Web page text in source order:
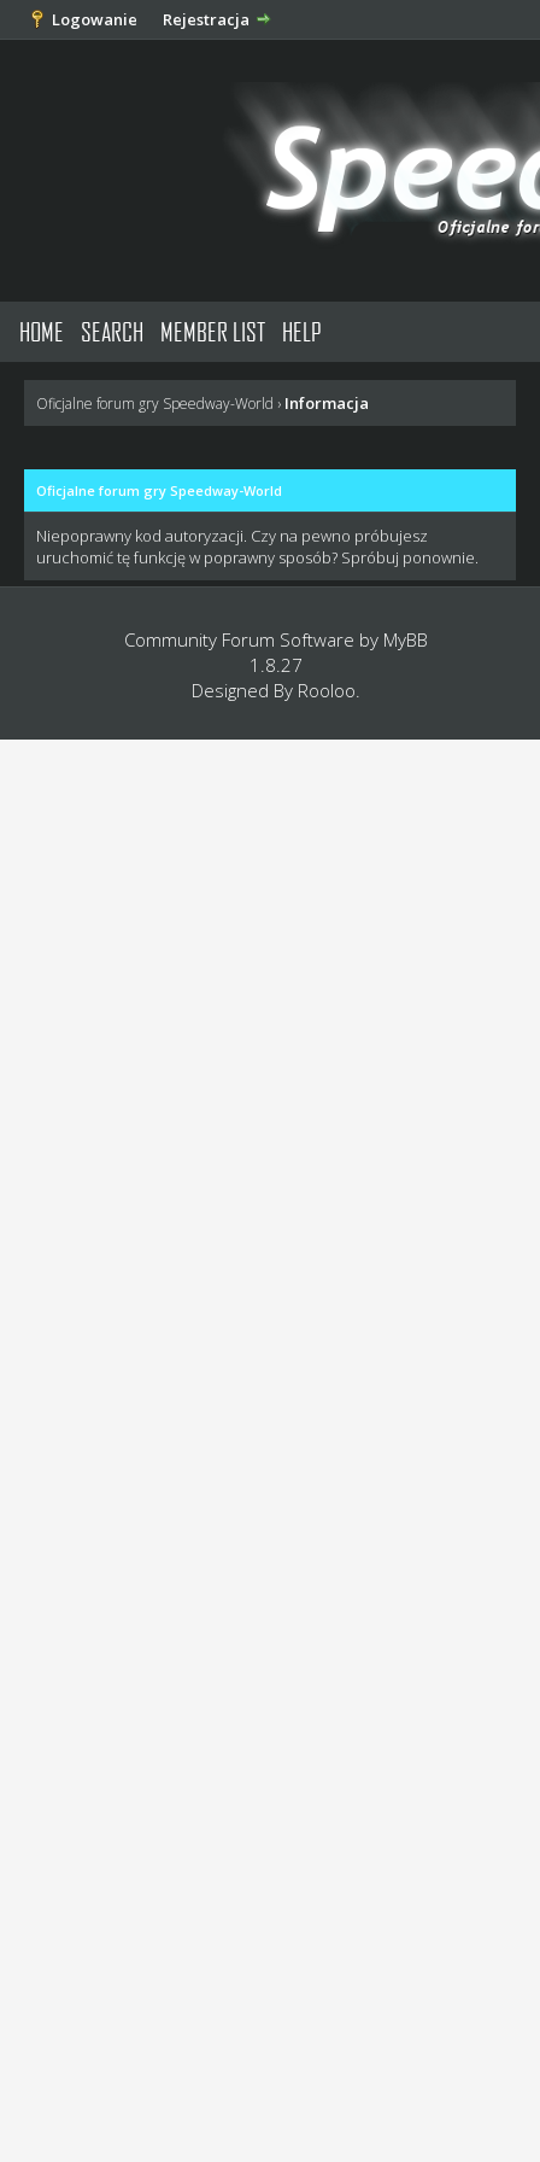
Logowanie Rejestracja
HOME SEARCH MEMBER LIST HELP
Oficjalne forum gry Speedway-World › Informacja
Oficjalne forum gry Speedway-World
Niepoprawny kod autoryzacji. Czy na pewno próbujesz
uruchomić tę funkcję w poprawny sposób? Spróbuj ponownie.
Community Forum Software by MyBB
1.8.27
Designed By Rooloo.